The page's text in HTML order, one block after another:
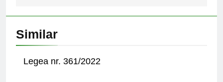
Similar
Legea nr. 361/2022